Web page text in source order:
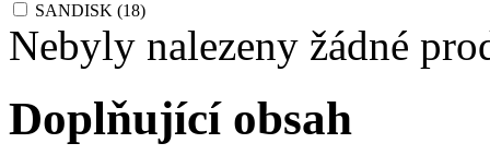
SANDISK (18)
Nebyly nalezeny žádné
Doplňující obsah